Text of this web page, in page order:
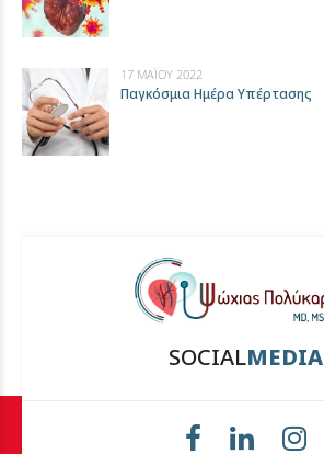
17 ΜΑΪ́ΟΥ 2022
Παγκόσμια Ημέρα Υπέρτασης
SOCIALMEDIA